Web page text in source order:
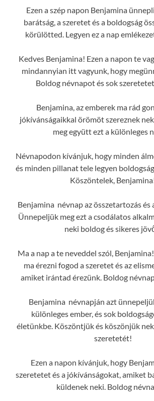
Ezen a szép napon Benjamina
barátság, a szeretet és a boldogság
körülötted. Legyen ez a nap
Kedves Benjamina! Ezen a napon te
mindannyian itt vagyunk, hogy
Boldog névnapot és sok
Benjamina, az emberek ma rád
jókívánságaikkal örömöt szereznek
meg együtt ezt a különleges
Névnapodon kívánjuk, hogy minden
és minden pillanat tele legyen
Köszöntelek,
Benjamina névnap az összetartozás és
Ünnepeljük meg ezt a csodálatos
neki boldog és sikeres
Ma a nap a te neveddel szól,
ma érezni fogod a szeretet és az
amiket irántad érezünk. Boldog
Benjamina névnapján azt
különleges ember, és sok
életünkbe. Köszöntjük és köszönjük
szeretetét!
Ezen a napon kívánjuk, hogy
szeretetet és a jókívánságokat, amiket
küldenek neki. Boldog